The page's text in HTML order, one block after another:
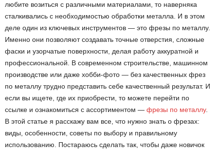
любите возиться с различными материалами, то наверняка
сталкивались с необходимостью обработки металла. И в этом
деле один из ключевых инструментов — это фрезы по металлу.
Именно они позволяют создавать точные отверстия, сложные
фаски и узорчатые поверхности, делая работу аккуратной и
профессиональной. В современном строительстве, машинном
производстве или даже хобби-фото — без качественных фрез
по металлу трудно представить себе качественный результат. И
если вы ищете, где их приобрести, то можете перейти по
ссылке и ознакомиться с ассортиментом — фрезы по металлу.
В этой статье я расскажу вам все, что нужно знать о фрезах:
виды, особенности, советы по выбору и правильному
использованию. Постараюсь сделать так, чтобы даже новичок